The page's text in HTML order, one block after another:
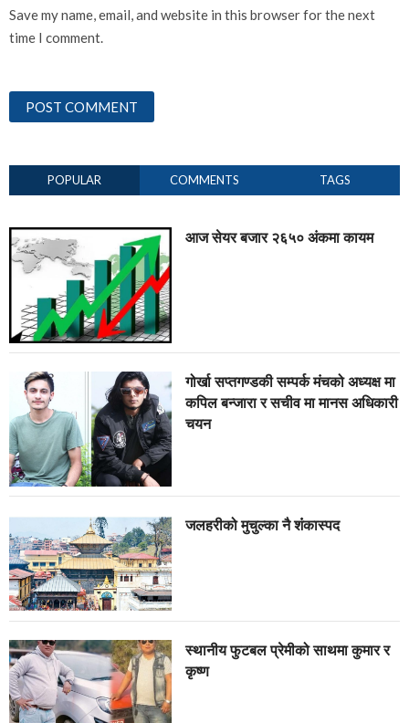
Save my name, email, and website in this browser for the next
time I comment.
POPULAR COMMENTS TAGS
आज सेयर बजार २६५० अंकमा कायम
गोर्खा सप्तगण्डकी सम्पर्क मंचको अध्यक्ष मा
कपिल बन्जारा र सचीव मा मानस अधिकारी
चयन
जलहरीको मुचुल्का नै शंंकास्पद
स्थानीय फुटबल प्रेमीको साथमा कुमार र
कृष्ण